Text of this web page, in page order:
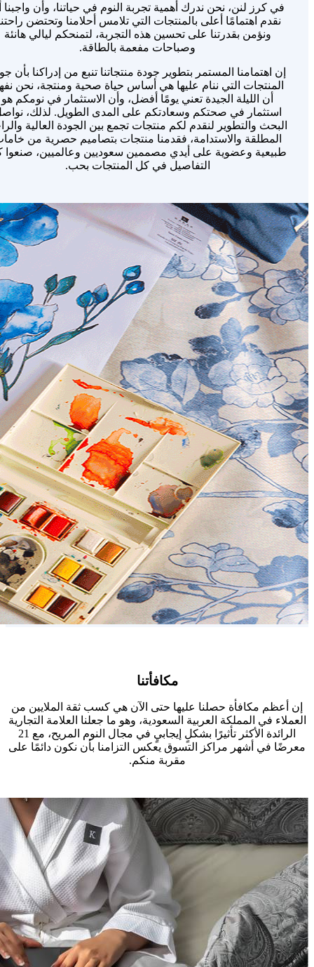
في كرز لنن، نحن ندرك أهمية تجربة النوم في حياتنا، وأن واجبنا
نقدم اهتمامًا أعلى بالمنتجات التي تلامس أحلامنا وتحتضن
ونؤمن بقدرتنا على تحسين هذه التجربة، لتمنحكم ليالي هانئة
وصباحات مفعمة بالطاقة.
إن اهتمامنا المستمر بتطوير جودة منتجاتنا تنبع من إدراكنا بأن
المنتجات التي ننام عليها هي أساس حياة صحية ومنتجة، نحن
أن الليلة الجيدة تعني يومًا أفضل، وأن الاستثمار في نومكم هو
استثمار في صحتكم وسعادتكم على المدى الطويل. لذلك،
البحث والتطوير لنقدم لكم منتجات تجمع بين الجودة العالية
المطلقة والاستدامة، فقدمنا منتجات بتصاميم حصرية من
طبيعية وعضوية على أيدي مصممين سعوديين وعالميين، صنعوا
التفاصيل في كل المنتجات بحب.
مكافأتنا
إن أعظم مكافأة حصلنا عليها حتى الآن هي كسب ثقة الملايين من
العملاء في المملكة العربية السعودية، وهو ما جعلنا العلامة التجارية
الرائدة الأكثر تأثيرًا بشكلٍ إيجابيٍ في مجال النوم المريح، مع 21
معرضًا في أشهر مراكز التسوق يعكس التزامنا بأن نكون دائمًا على
مقربة منكم.